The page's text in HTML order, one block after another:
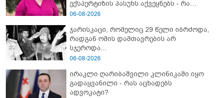
ექსპერტიზის პასუხს აქვეყნებს - რა
გახდა გოგონას გარდაცვალების მიზეზი?
06-08-2026
ჯარისკაცი, რომელიც 29 წელი იბრძოდა,
რადგან ომის დამთავრების არ
სჯეროდა...
06-08-2026
ირაკლი ღარიბაშვილი კლინიკაში იყო
გადაყვანილი - რას აცხადებს
ადვოკატი?